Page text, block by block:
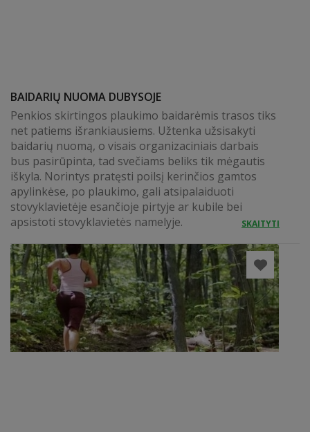
BAIDARIŲ NUOMA DUBYSOJE
Penkios skirtingos plaukimo baidarėmis trasos tiks
net patiems išrankiausiems. Užtenka užsisakyti
baidarių nuomą, o visais organizaciniais darbais
bus pasirūpinta, tad svečiams beliks tik mėgautis
iškyla. Norintys pratęsti poilsį kerinčios gamtos
apylinkėse, po plaukimo, gali atsipalaiduoti
stovyklavietėje esančioje pirtyje ar kubile bei
apsistoti stovyklavietės namelyje.
SKAITYTI